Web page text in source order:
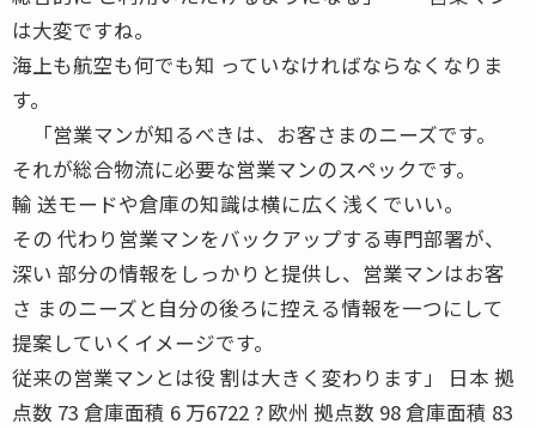
は大変ですね。
海上も航空も何でも知 っていなければならなくなりま
す。
「営業マンが知るべきは、お客さまのニーズです。
それが総合物流に必要な営業マンのスペックです。
輸 送モードや倉庫の知識は横に広く浅くでいい。
その 代わり営業マンをバックアップする専門部署が、
深い 部分の情報をしっかりと提供し、営業マンはお客
さ まのニーズと自分の後ろに控える情報を一つにして
提案していくイメージです。
従来の営業マンとは役 割は大きく変わります」 日本 拠
点数 73 倉庫面積 6 万6722 ? 欧州 拠点数 98 倉庫面積 83